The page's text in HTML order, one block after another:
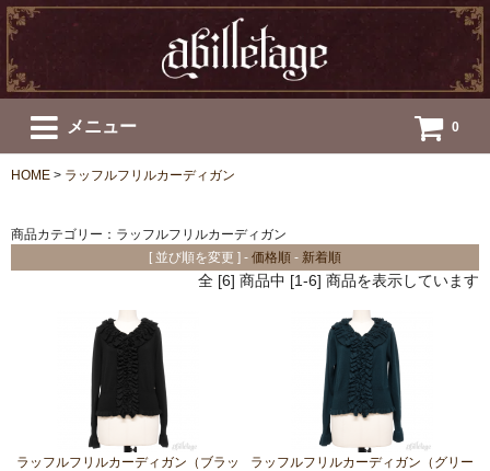
メニュー 0
HOME > ラッフルフリルカーディガン
商品カテゴリー：ラッフルフリルカーディガン
[ 並び順を変更 ] - 価格順 - 新着順
全 [6] 商品中 [1-6] 商品を表示しています
ラッフルフリルカーディガン（ブラッ
ラッフルフリルカーディガン（グリー